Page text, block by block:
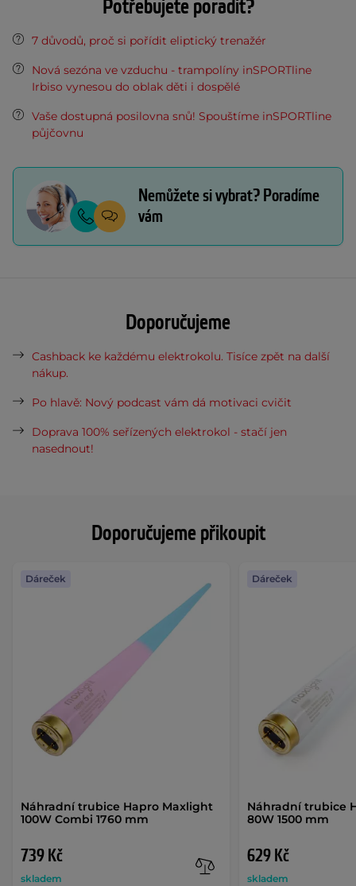
Doporučujeme přikoupit
Náhradní trubice Hapro Maxlight
100W Combi 1760 mm
739 Kč
skladem
Dáreček
Náhradní trubice
80W 1500 mm
629 Kč
skladem
Dáreček
Potřebujete poradit?
7 důvodů, proč si pořídit eliptický trenažér
Nová sezóna ve vzduchu - trampolíny inSPORTline
Irbiso vynesou do oblak děti i dospělé
Vaše dostupná posilovna snů! Spouštíme inSPORTline
půjčovnu
Nemůžete si vybrat? Poradíme
vám
Doporučujeme
Cashback ke každému elektrokolu. Tisíce zpět na další
nákup.
Po hlavě: Nový podcast vám dá motivaci cvičit
Doprava 100% seřízených elektrokol - stačí jen
nasednout!